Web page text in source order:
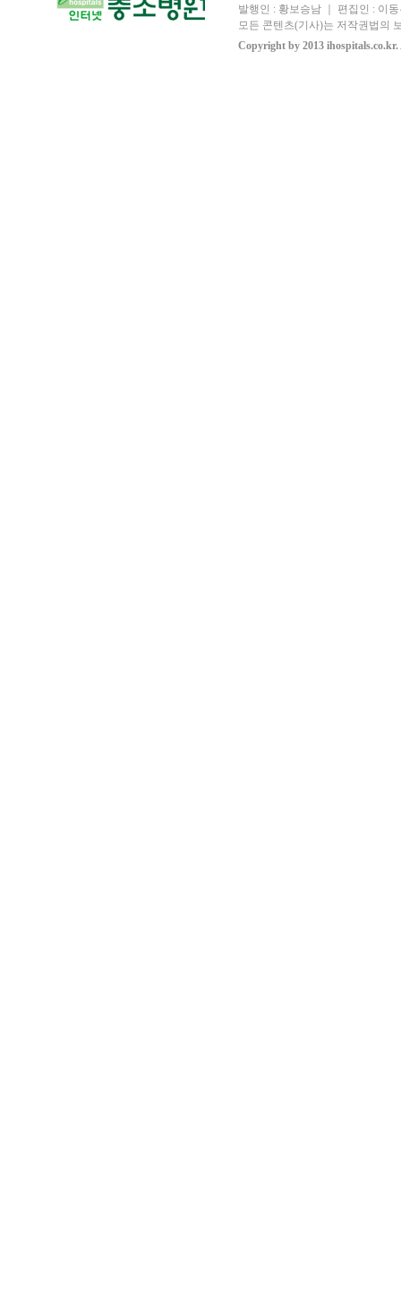
발행인 : 황보승남 ｜ 편집인 : 이
모든 콘텐츠(기사)는 저작권법의
Copyright by 2013 ihospitals.co.kr.